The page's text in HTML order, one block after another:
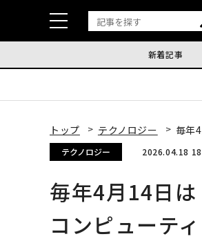
新着記事
トップ テクノロジー 毎年
テクノロジー 2026.04.18
毎年4月14日
コンピューテ